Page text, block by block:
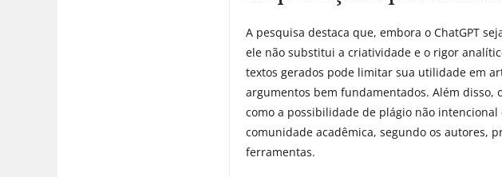
A pesquisa destaca que, embora o ChatGPT
ele não substitui a criatividade e o rigor
textos gerados pode limitar sua utilidade em
argumentos bem fundamentados. Além disso,
como a possibilidade de plágio não
comunidade acadêmica, segundo os autores,
ferramentas.